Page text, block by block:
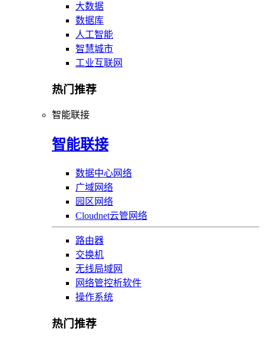
大数据
数据库
人工智能
智慧城市
工业互联网
热门推荐
智能联接
智能联接
数据中心网络
广域网络
园区网络
Cloudnet云管网络
路由器
交换机
无线局域网
网络管控析软件
操作系统
热门推荐